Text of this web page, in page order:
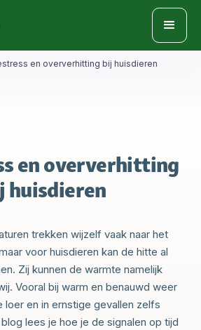
en oververhitting bij huisdieren
en oververhitting
huisdieren
trekken wijzelf vaak naar het
voor huisdieren kan de hitte al
Zij kunnen de warmte namelijk
Vooral bij warm en benauwd weer
en in ernstige gevallen zelfs
lees je hoe je de signalen op tijd